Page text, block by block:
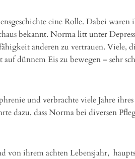
eine Rolle. Dabei
bekannt. Norma litt unter
anderen zu vertrauen. Viele,
dünnem Eis zu bewegen – sehr
und verbrachte viele Jahre
dazu, dass Norma bei diversen
von ihrem achten Lebensjahr,